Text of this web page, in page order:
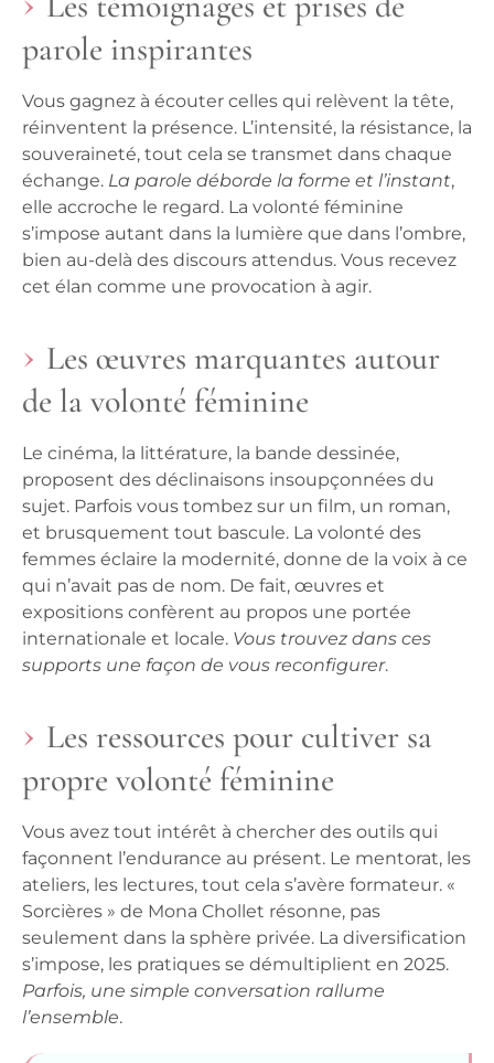
parole inspirantes
Vous gagnez à écouter celles qui relèvent la tête,
réinventent la présence. L’intensité, la résistance, la
souveraineté, tout cela se transmet dans chaque
échange. La parole déborde la forme et l’instant,
elle accroche le regard. La volonté féminine
s’impose autant dans la lumière que dans l’ombre,
bien au-delà des discours attendus. Vous recevez
cet élan comme une provocation à agir.
Les œuvres marquantes autour
de la volonté féminine
Le cinéma, la littérature, la bande dessinée,
proposent des déclinaisons insoupçonnées du
sujet. Parfois vous tombez sur un film, un roman,
et brusquement tout bascule. La volonté des
femmes éclaire la modernité, donne de la voix à ce
qui n’avait pas de nom. De fait, œuvres et
expositions confèrent au propos une portée
internationale et locale. Vous trouvez dans ces
supports une façon de vous reconfigurer.
Les ressources pour cultiver sa
propre volonté féminine
Vous avez tout intérêt à chercher des outils qui
façonnent l’endurance au présent. Le mentorat, les
ateliers, les lectures, tout cela s’avère formateur. «
Sorcières » de Mona Chollet résonne, pas
seulement dans la sphère privée. La diversification
s’impose, les pratiques se démultiplient en 2025.
Parfois, une simple conversation rallume
l’ensemble.